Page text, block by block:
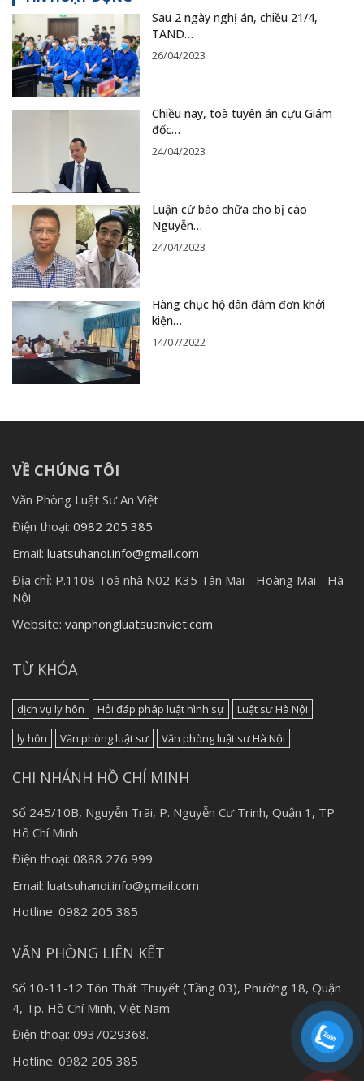
Sau 2 ngày nghị án, chiều 21/4,
TAND…
26/04/2023
Chiều nay, toà tuyên án cựu Giám
đốc…
24/04/2023
Luận cứ bào chữa cho bị cáo
Nguyễn…
24/04/2023
Hàng chục hộ dân đâm đơn khởi
kiện…
14/07/2022
VỀ CHÚNG TÔI
Văn Phòng Luật Sư An Việt
Điện thoại: 0982 205 385
Email: luatsuhanoi.info@gmail.com
Địa chỉ: P.1108 Toà nhà N02-K35 Tân Mai - Hoàng Mai - Hà
Nội
Website: vanphongluatsuanviet.com
TỪ KHÓA
dịch vụ ly hôn Hỏi đáp pháp luật hình sự
Luật sư Hà Nội
ly hôn
Văn phòng luật sư Văn phòng luật sư Hà Nội
CHI NHÁNH HỒ CHÍ MINH
Số 245/10B, Nguyễn Trãi, P. Nguyễn Cư Trinh, Quận 1, TP
Hồ Chí Minh
Điện thoại: 0888 276 999
Email: luatsuhanoi.info@gmail.com
Hotline: 0982 205 385
VĂN PHÒNG LIÊN KẾT
Số 10-11-12 Tôn Thất Thuyết (Tầng 03), Phường 18, Quận
4, Tp. Hồ Chí Minh, Việt Nam.
Điện thoại: 0937029368.
Hotline: 0982 205 385